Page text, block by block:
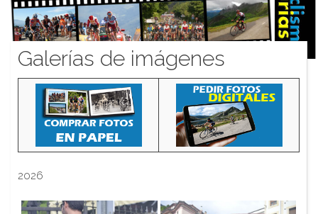
Galerías de imágenes
2026